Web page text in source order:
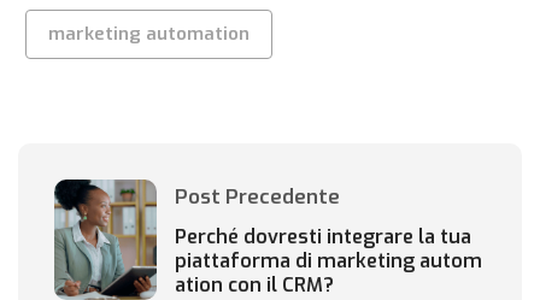
marketing automation
Post Precedente
Perché dovresti integrare la tua
piattaforma di marketing autom
ation con il CRM?